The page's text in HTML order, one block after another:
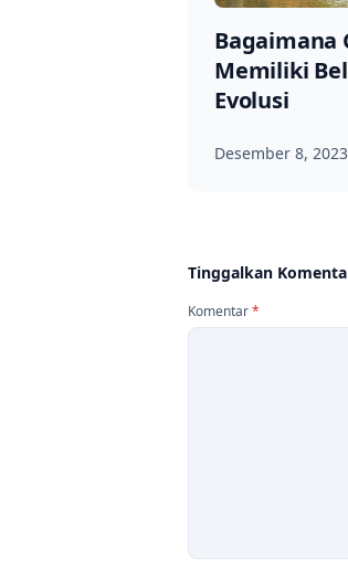
Bagaimana
Memiliki
Evolusi
Desember 8, 2023
Tinggalkan
Komentar*